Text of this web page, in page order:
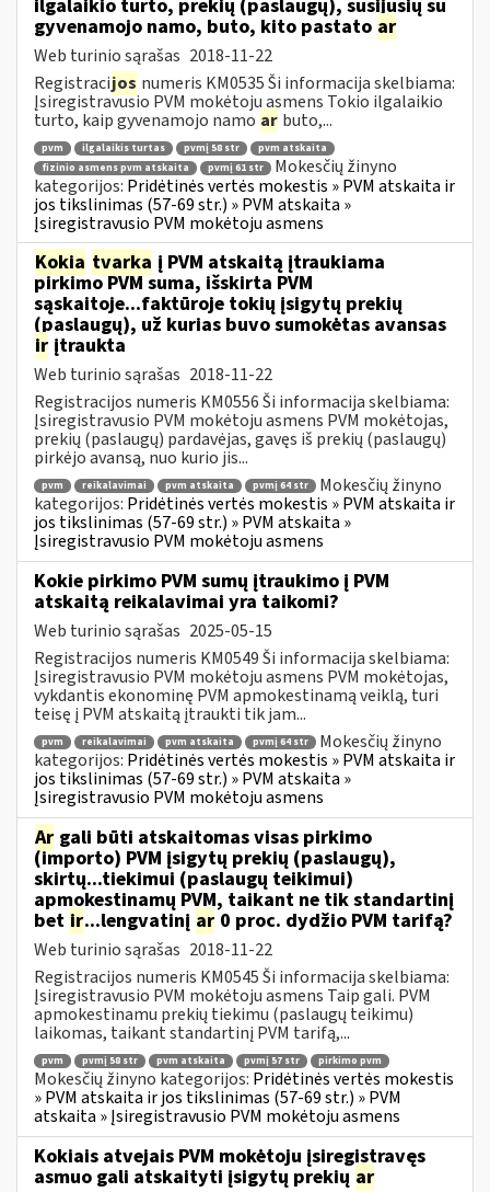
ilgalaikio turto, prekių (paslaugų), susijusių su
gyvenamojo namo, buto, kito pastato ar
Web turinio sąrašas 2018-11-22
Registracijos numeris KM0535 Ši informacija skelbiama:
Įsiregistravusio PVM mokėtoju asmens Tokio ilgalaikio
turto, kaip gyvenamojo namo ar buto,...
pvm ilgalaikis turtas pvmį 58 str
pvm atskaita
fizinio asmens pvm atskaita
pvmį 61 str
Mokesčių žinyno
kategorijos: Pridėtinės vertės mokestis » PVM atskaita ir
jos tikslinimas (57-69 str.) » PVM atskaita »
Įsiregistravusio PVM mokėtoju asmens
Kokia tvarka į PVM atskaitą įtraukiama
pirkimo PVM suma, išskirta PVM
sąskaitoje...faktūroje tokių įsigytų prekių
(paslaugų), už kurias buvo sumokėtas avansas
ir įtraukta
Web turinio sąrašas 2018-11-22
Registracijos numeris KM0556 Ši informacija skelbiama:
Įsiregistravusio PVM mokėtoju asmens PVM mokėtojas,
prekių (paslaugų) pardavėjas, gavęs iš prekių (paslaugų)
pirkėjo avansą, nuo kurio jis...
pvm reikalavimai pvm atskaita pvmį 64 str
Mokesčių žinyno
kategorijos: Pridėtinės vertės mokestis » PVM atskaita ir
jos tikslinimas (57-69 str.) » PVM atskaita »
Įsiregistravusio PVM mokėtoju asmens
Kokie pirkimo PVM sumų įtraukimo į PVM
atskaitą reikalavimai yra taikomi?
Web turinio sąrašas 2025-05-15
Registracijos numeris KM0549 Ši informacija skelbiama:
Įsiregistravusio PVM mokėtoju asmens PVM mokėtojas,
vykdantis ekonominę PVM apmokestinamą veiklą, turi
teisę į PVM atskaitą įtraukti tik jam...
pvm reikalavimai pvm atskaita pvmį 64 str
Mokesčių žinyno
kategorijos: Pridėtinės vertės mokestis » PVM atskaita ir
jos tikslinimas (57-69 str.) » PVM atskaita »
Įsiregistravusio PVM mokėtoju asmens
Ar gali būti atskaitomas visas pirkimo
(importo) PVM įsigytų prekių (paslaugų),
skirtų...tiekimui (paslaugų teikimui)
apmokestinamų PVM, taikant ne tik standartinį
bet ir...lengvatinį ar 0 proc. dydžio PVM tarifą?
Web turinio sąrašas 2018-11-22
Registracijos numeris KM0545 Ši informacija skelbiama:
Įsiregistravusio PVM mokėtoju asmens Taip gali. PVM
apmokestinamu prekių tiekimu (paslaugų teikimu)
laikomas, taikant standartinį PVM tarifą,...
pvm pvmį 58 str pvm atskaita pvmį 57 str pirkimo pvm
Mokesčių žinyno kategorijos: Pridėtinės vertės mokestis
» PVM atskaita ir jos tikslinimas (57-69 str.) » PVM
atskaita » Įsiregistravusio PVM mokėtoju asmens
Kokiais atvejais PVM mokėtoju įsiregistravęs
asmuo gali atskaityti įsigytų prekių ar